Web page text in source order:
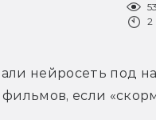
2
нейросеть под
если